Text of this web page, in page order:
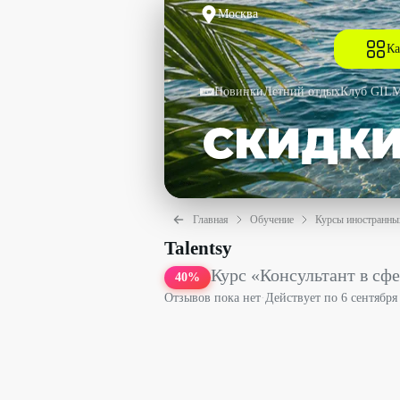
Москва
НовинкиЛетний отдыхКлуб
Главная Обучение Курсы
Курс «Консультант в сфере
Talentsy
40% Курс «Консультант в
Отзывов пока нет·Действует по 6 сентября